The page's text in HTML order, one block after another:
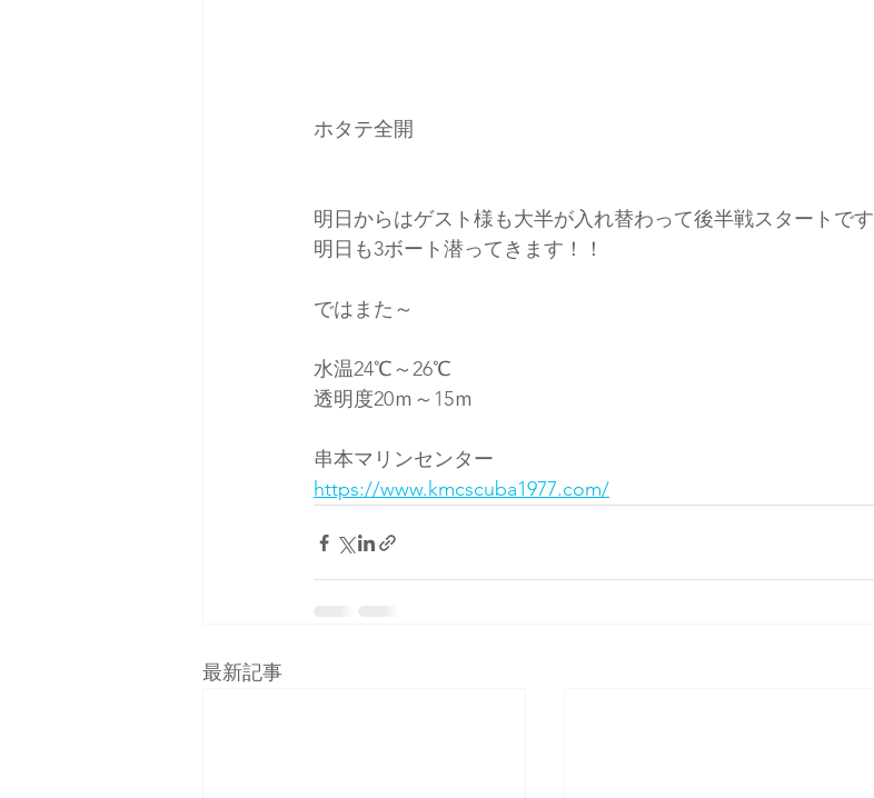
ホタテ全開
明日からはゲスト様も大半が入れ替わって後半戦スタートです
明日も3ボート潜ってきます！！
ではまた～
水温24℃～26℃
透明度20ｍ～15ｍ
串本マリンセンター
https://www.kmcscuba1977.com/
最新記事